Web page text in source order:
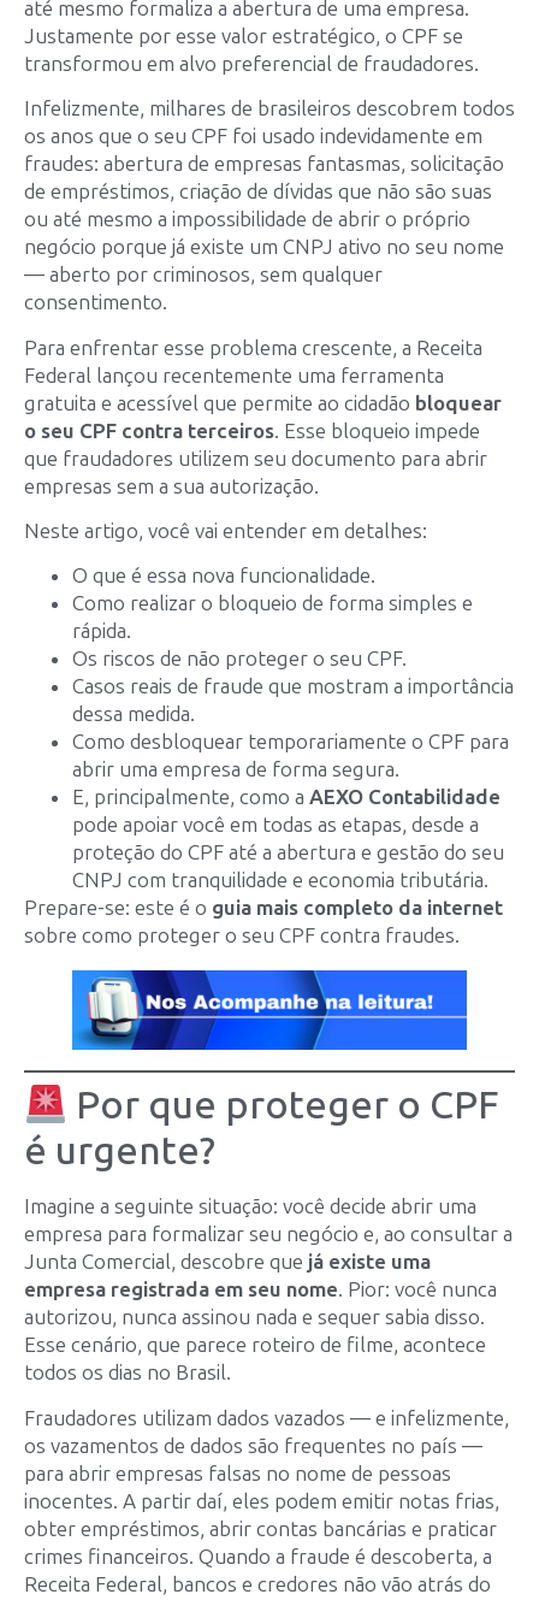
até mesmo formaliza a abertura de uma empresa.
Justamente por esse valor estratégico, o CPF se
transformou em alvo preferencial de fraudadores.
Infelizmente, milhares de brasileiros descobrem todos
os anos que o seu CPF foi usado indevidamente em
fraudes: abertura de empresas fantasmas, solicitação
de empréstimos, criação de dívidas que não são suas
ou até mesmo a impossibilidade de abrir o próprio
negócio porque já existe um CNPJ ativo no seu nome
— aberto por criminosos, sem qualquer
consentimento.
Para enfrentar esse problema crescente, a Receita
Federal lançou recentemente uma ferramenta
gratuita e acessível que permite ao cidadão bloquear
o seu CPF contra terceiros. Esse bloqueio impede
que fraudadores utilizem seu documento para abrir
empresas sem a sua autorização.
Neste artigo, você vai entender em detalhes:
O que é essa nova funcionalidade.
Como realizar o bloqueio de forma simples e
rápida.
Os riscos de não proteger o seu CPF.
Casos reais de fraude que mostram a importância
dessa medida.
Como desbloquear temporariamente o CPF para
abrir uma empresa de forma segura.
E, principalmente, como a AEXO Contabilidade
pode apoiar você em todas as etapas, desde a
proteção do CPF até a abertura e gestão do seu
CNPJ com tranquilidade e economia tributária.
Prepare-se: este é o guia mais completo da internet
sobre como proteger o seu CPF contra fraudes.
Por que proteger o CPF
é urgente?
Imagine a seguinte situação: você decide abrir uma
empresa para formalizar seu negócio e, ao consultar a
Junta Comercial, descobre que já existe uma
empresa registrada em seu nome. Pior: você nunca
autorizou, nunca assinou nada e sequer sabia disso.
Esse cenário, que parece roteiro de filme, acontece
todos os dias no Brasil.
Fraudadores utilizam dados vazados — e infelizmente,
os vazamentos de dados são frequentes no país —
para abrir empresas falsas no nome de pessoas
inocentes. A partir daí, eles podem emitir notas frias,
obter empréstimos, abrir contas bancárias e praticar
crimes financeiros. Quando a fraude é descoberta, a
Receita Federal, bancos e credores não vão atrás do